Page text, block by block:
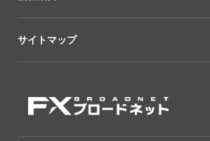
サイトマップ